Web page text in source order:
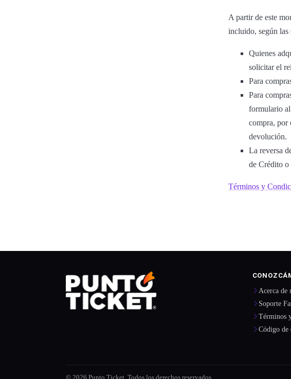
A partir de este
incluido, según las
Quienes
solicitar el
Para
Para
formulario
compra, por
devolución.
La reversa
de Crédito o
Términos y
Acerca de
Soporte
Términos
Código de
© 2026 Punto Ticket. Todos los derechos reservados.